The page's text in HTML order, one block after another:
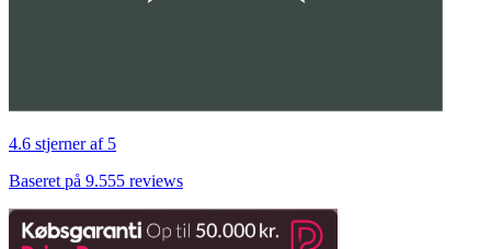
4.6 stjerner af 5
Baseret på 9.555 reviews